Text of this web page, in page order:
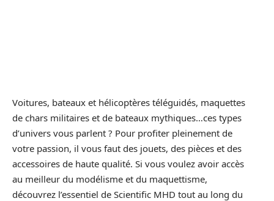
Voitures, bateaux et hélicoptères téléguidés, maquettes
de chars militaires et de bateaux mythiques…ces types
d’univers vous parlent ? Pour profiter pleinement de
votre passion, il vous faut des jouets, des pièces et des
accessoires de haute qualité. Si vous voulez avoir accès
au meilleur du modélisme et du maquettisme,
découvrez l’essentiel de Scientific MHD tout au long du